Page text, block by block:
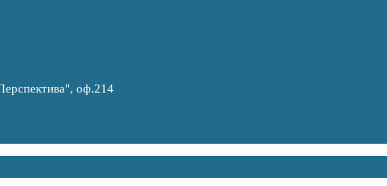
оф.214